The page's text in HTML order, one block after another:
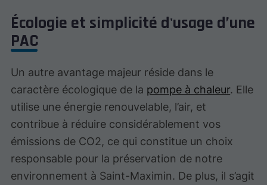
Écologie et simplicité d'usage d’une
PAC
Un autre avantage majeur réside dans le
caractère écologique de la pompe à chaleur. Elle
utilise une énergie renouvelable, l’air, et
contribue à réduire considérablement vos
émissions de CO2, ce qui constitue un choix
responsable pour la préservation de notre
environnement à Saint-Maximin. De plus, il s’agit